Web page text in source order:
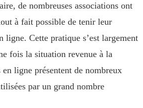
de nombreuses associations ont
à fait possible de tenir leur
ligne. Cette pratique s’est largement
fois la situation revenue à la
ligne présentent de nombreux
par un grand nombre